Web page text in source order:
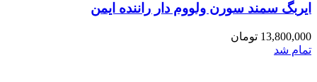
ایربگ سمند سورن ولووم دار راننده ایمن
13,800,000 تومان
تمام شد